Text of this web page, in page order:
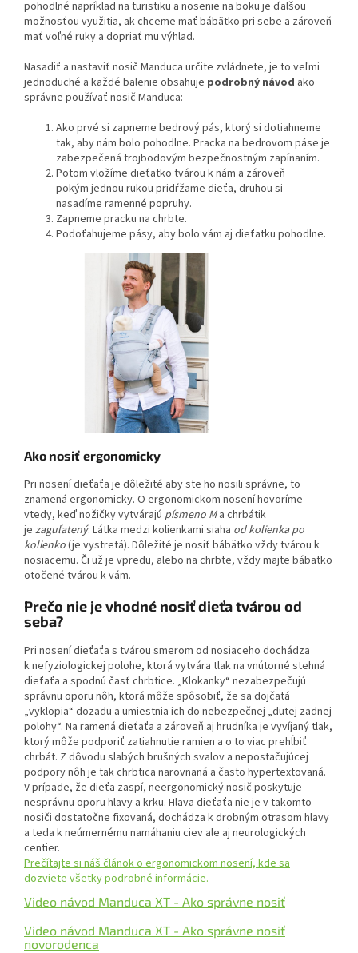
pohodlné napríklad na turistiku a nosenie na boku je ďalšou
možnosťou využitia, ak chceme mať bábätko pri sebe a zároveň
mať voľné ruky a dopriať mu výhlad.
Nasadiť a nastaviť nosič Manduca určite zvládnete, je to veľmi
jednoduché a každé balenie obsahuje podrobný návod ako
správne používať nosič Manduca:
Ako prvé si zapneme bedrový pás, ktorý si dotiahneme
tak, aby nám bolo pohodlne. Pracka na bedrovom páse je
zabezpečená trojbodovým bezpečnostným zapínaním.
Potom vložíme dieťatko tvárou k nám a zároveň
pokým jednou rukou pridŕžame dieťa, druhou si
nasadíme ramenné popruhy.
Zapneme pracku na chrbte.
Podoťahujeme pásy, aby bolo vám aj dieťatku pohodlne.
Ako nosiť ergonomicky
Pri nosení dieťaťa je dôležité aby ste ho nosili správne, to
znamená ergonomicky. O ergonomickom nosení hovoríme
vtedy, keď nožičky vytvárajú písmeno Ma chrbátik
je zaguľatený. Látka medzi kolienkami siaha od kolienka po
kolienko(je vystretá). Dôležité je nosiť bábätko vždy tvárou k
nosiacemu. Či už je vpredu, alebo na chrbte, vždy majte bábätko
otočené tvárou k vám.
Prečo nie je vhodné nosiť dieťa tvárou od
seba?
Pri nosení dieťaťa s tvárou smerom od nosiaceho dochádza
k nefyziologickej polohe, ktorá vytvára tlak na vnútorné stehná
dieťaťa a spodnú časť chrbtice. „Klokanky“ nezabezpečujú
správnu oporu nôh, ktorá môže spôsobiť, že sa dojčatá
„vyklopia“ dozadu a umiestnia ich do nebezpečnej „dutej zadnej
polohy“. Na ramená dieťaťa a zároveň aj hrudníka je vyvíjaný tlak,
ktorý môže podporiť zatiahnutie ramien a o to viac prehĺbiť
chrbát. Z dôvodu slabých brušných svalov a nepostačujúcej
podpory nôh je tak chrbtica narovnaná a často hypertextovaná.
V prípade, že dieťa zaspí, neergonomický nosič poskytuje
nesprávnu oporu hlavy a krku. Hlava dieťaťa nie je v takomto
nosiči dostatočne fixovaná, dochádza k drobným otrasom hlavy
a teda k neúmernému namáhaniu ciev ale aj neurologických
centier.
Prečítajte si náš článok o ergonomickom nosení, kde sa
dozviete všetky podrobné informácie.
Video návod Manduca XT - Ako správne nosiť
Video návod Manduca XT - Ako správne nosiť
novorodenca